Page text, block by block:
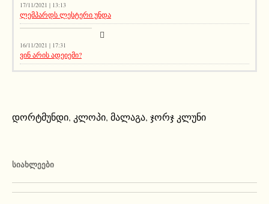
17/11/2021 | 13:13
ლემპარდს ლესტერი უნდა
აქეთურ-იქითური
16/11/2021 | 17:31
ვინ არის ადეიემი?
დორტმუნდი, კლოპი, მალაგა, ჯორჯ კლუნი
ᲡᲘᲐᲮᲚᲔᲔᲑᲘ